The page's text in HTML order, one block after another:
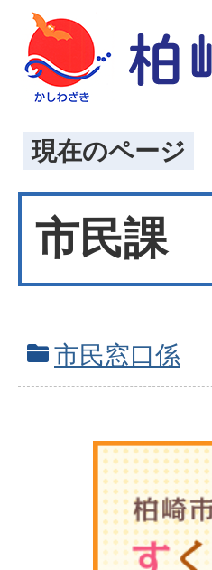
現在のページ
市民課
市民窓口係